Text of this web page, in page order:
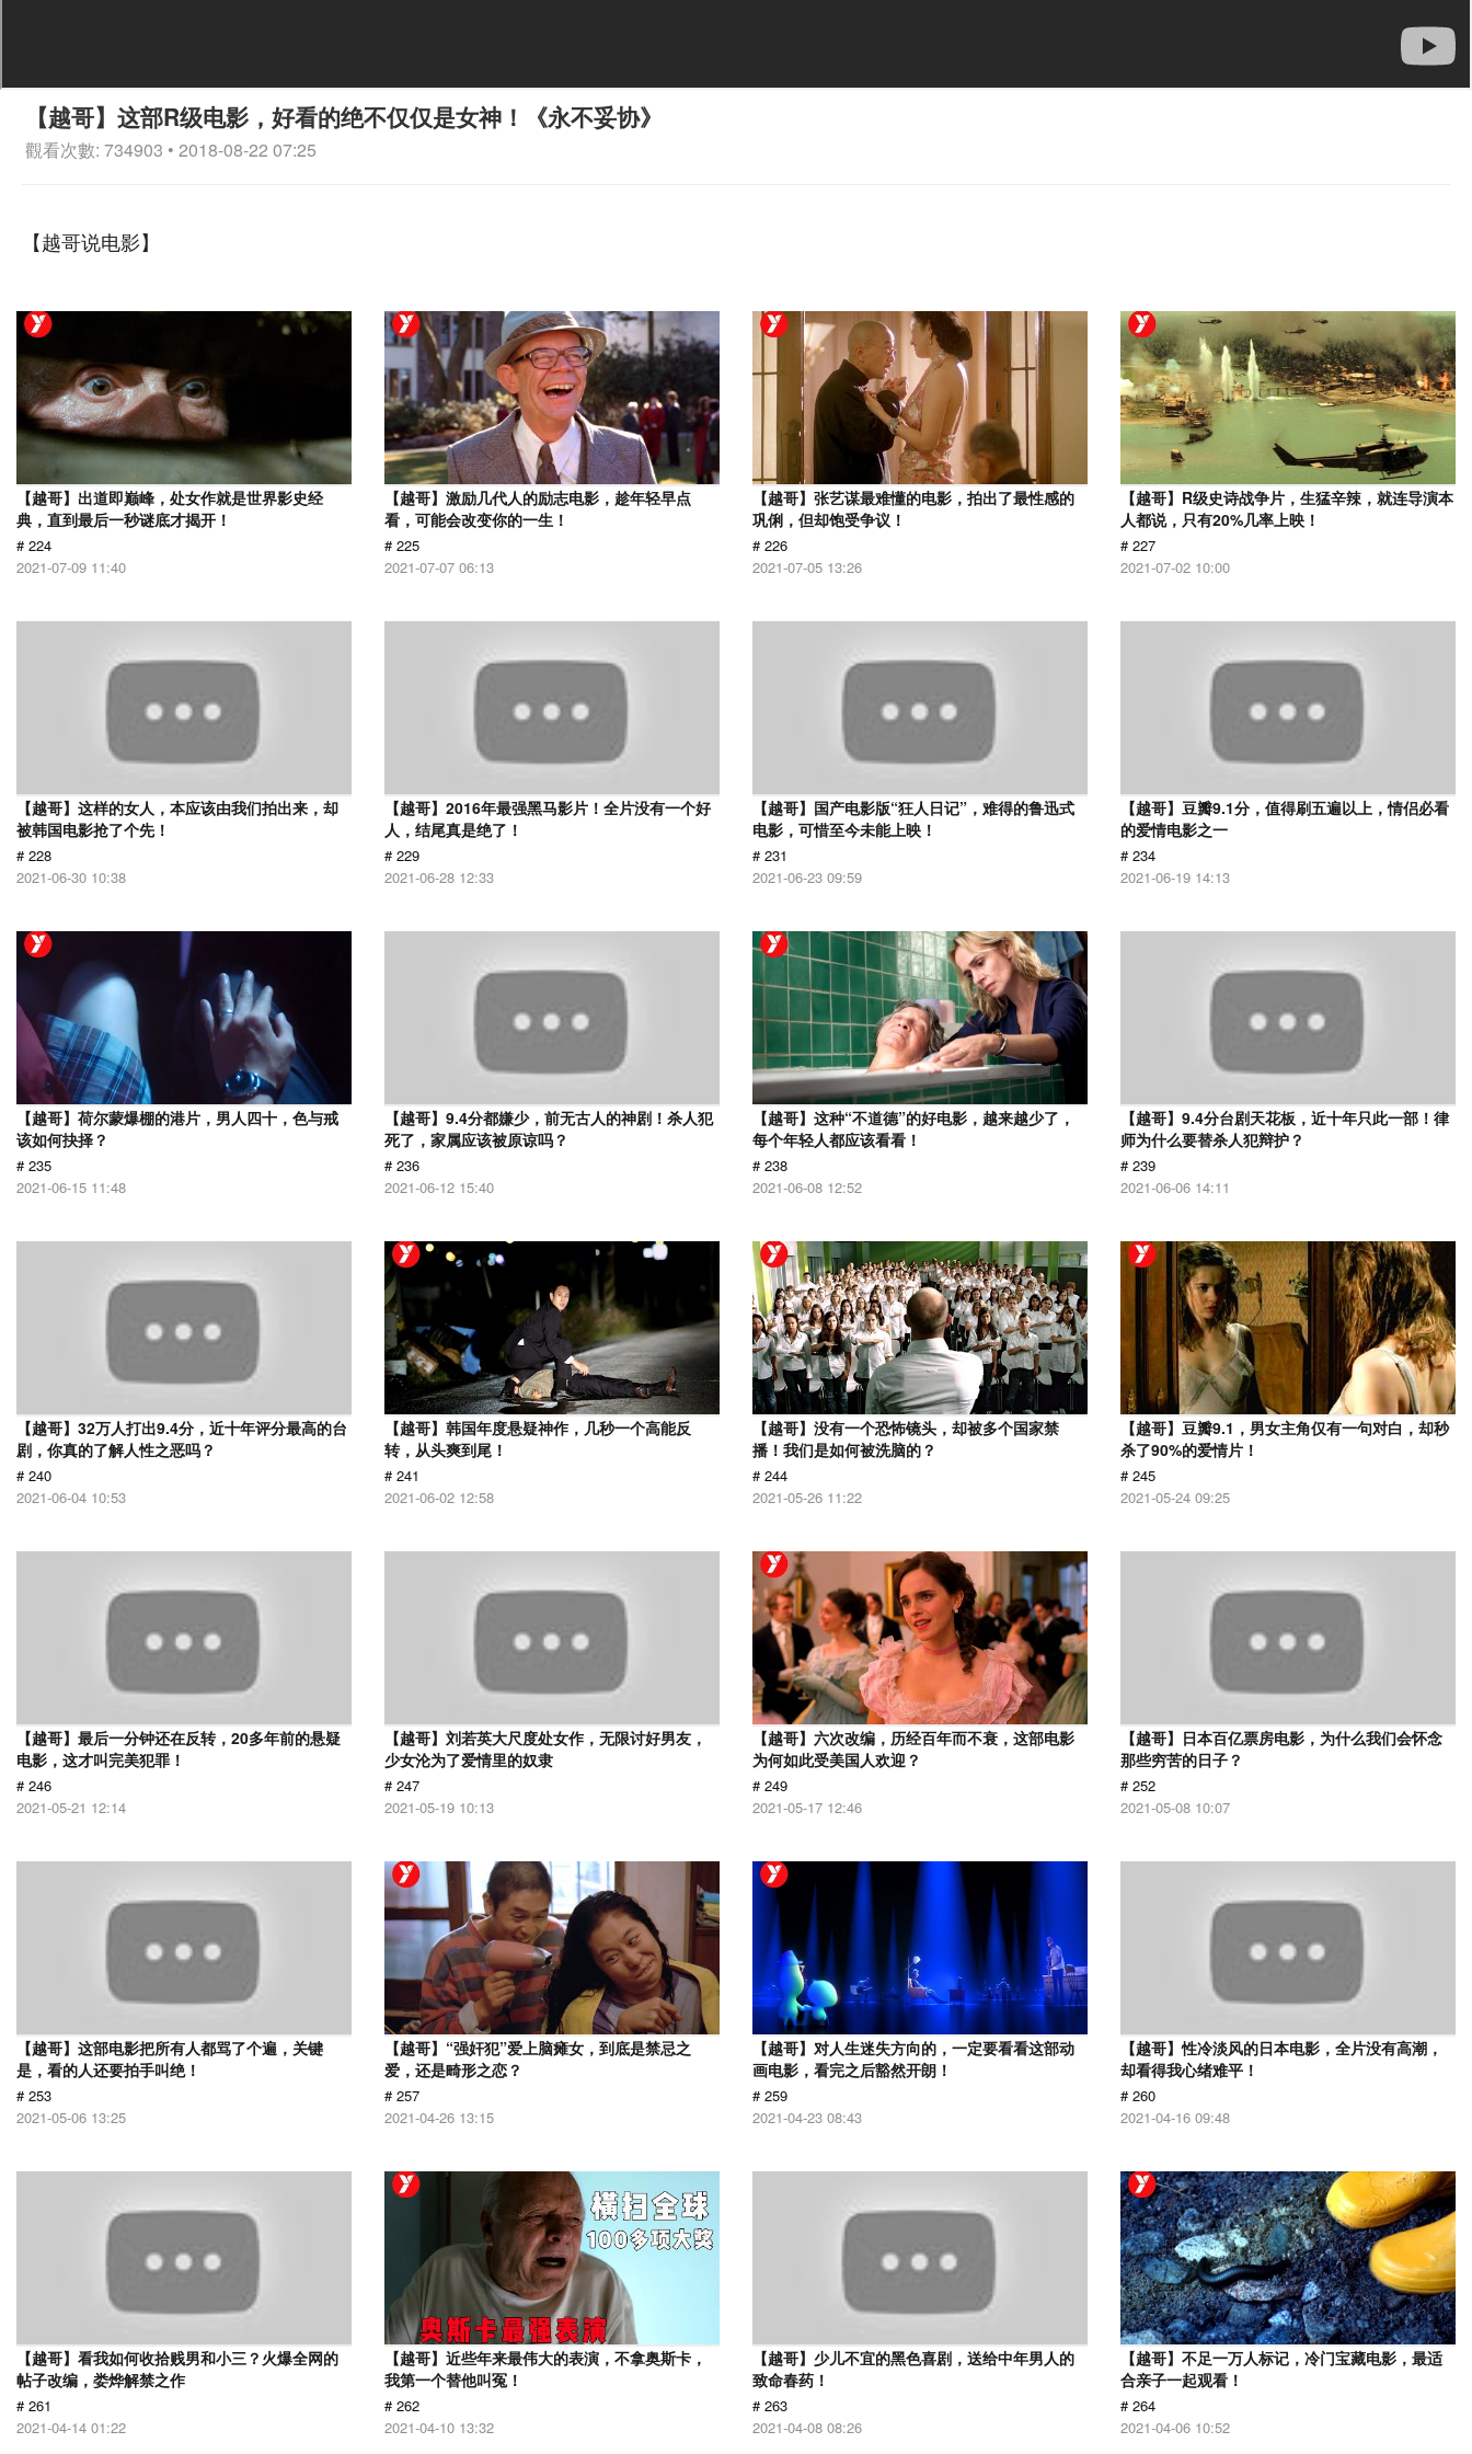
【越哥】这部R级电影，好看的绝不仅仅是女神！《永不妥协》
觀看次數: 734903 • 2018-08-22 07:25
【越哥说电影】
【越哥】出道即巅峰，处女作就是世界影史经
典，直到最后一秒谜底才揭开！
# 224
2021-07-09 11:40
【越哥】激励几代人的励志电影，趁年轻早点
看，可能会改变你的一生！
# 225
2021-07-07 06:13
【越哥】张艺谋最难懂的电影，拍出了最性感的
巩俐，但却饱受争议！
# 226
2021-07-05 13:26
【越哥】R级史诗战争片，生猛辛辣，就连导演本
人都说，只有20%几率上映！
# 227
2021-07-02 10:00
【越哥】这样的女人，本应该由我们拍出来，却
被韩国电影抢了个先！
# 228
2021-06-30 10:38
【越哥】2016年最强黑马影片！全片没有一个好
人，结尾真是绝了！
# 229
2021-06-28 12:33
【越哥】国产电影版“狂人日记”，难得的鲁迅式
电影，可惜至今未能上映！
# 231
2021-06-23 09:59
【越哥】豆瓣9.1分，值得刷五遍以上，情侣必看
的爱情电影之一
# 234
2021-06-19 14:13
【越哥】荷尔蒙爆棚的港片，男人四十，色与戒
该如何抉择？
# 235
2021-06-15 11:48
【越哥】9.4分都嫌少，前无古人的神剧！杀人犯
死了，家属应该被原谅吗？
# 236
2021-06-12 15:40
【越哥】这种“不道德”的好电影，越来越少了，
每个年轻人都应该看看！
# 238
2021-06-08 12:52
【越哥】9.4分台剧天花板，近十年只此一部！律
师为什么要替杀人犯辩护？
# 239
2021-06-06 14:11
【越哥】32万人打出9.4分，近十年评分最高的台
剧，你真的了解人性之恶吗？
# 240
2021-06-04 10:53
【越哥】韩国年度悬疑神作，几秒一个高能反
转，从头爽到尾！
# 241
2021-06-02 12:58
【越哥】没有一个恐怖镜头，却被多个国家禁
播！我们是如何被洗脑的？
# 244
2021-05-26 11:22
【越哥】豆瓣9.1，男女主角仅有一句对白，却秒
杀了90%的爱情片！
# 245
2021-05-24 09:25
【越哥】最后一分钟还在反转，20多年前的悬疑
电影，这才叫完美犯罪！
# 246
2021-05-21 12:14
【越哥】刘若英大尺度处女作，无限讨好男友，
少女沦为了爱情里的奴隶
# 247
2021-05-19 10:13
【越哥】六次改编，历经百年而不衰，这部电影
为何如此受美国人欢迎？
# 249
2021-05-17 12:46
【越哥】日本百亿票房电影，为什么我们会怀念
那些穷苦的日子？
# 252
2021-05-08 10:07
【越哥】这部电影把所有人都骂了个遍，关键
是，看的人还要拍手叫绝！
# 253
2021-05-06 13:25
【越哥】“强奸犯”爱上脑瘫女，到底是禁忌之
爱，还是畸形之恋？
# 257
2021-04-26 13:15
【越哥】对人生迷失方向的，一定要看看这部动
画电影，看完之后豁然开朗！
# 259
2021-04-23 08:43
【越哥】性冷淡风的日本电影，全片没有高潮，
却看得我心绪难平！
# 260
2021-04-16 09:48
【越哥】看我如何收拾贱男和小三？火爆全网的
帖子改编，娄烨解禁之作
# 261
2021-04-14 01:22
【越哥】近些年来最伟大的表演，不拿奥斯卡，
我第一个替他叫冤！
# 262
2021-04-10 13:32
【越哥】少儿不宜的黑色喜剧，送给中年男人的
致命春药！
# 263
2021-04-08 08:26
【越哥】不足一万人标记，冷门宝藏电影，最适
合亲子一起观看！
# 264
2021-04-06 10:52